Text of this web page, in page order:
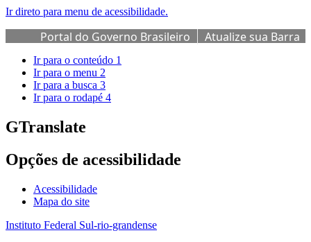
Ir direto para menu de acessibilidade.
Portal do Governo Brasileiro
Atualize sua Barra
de Governo
Ir para o conteúdo 1
Ir para o menu 2
Ir para a busca 3
Ir para o rodapé 4
GTranslate
Opções de acessibilidade
Acessibilidade
Mapa do site
Instituto Federal Sul-rio-grandense